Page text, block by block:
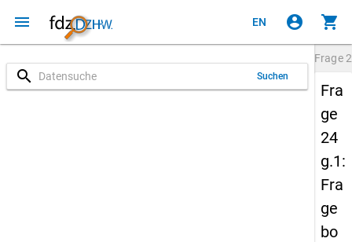
menu EN account_circle shopping_cart
search Suchen
Frage
Fra
ge
24
g.1:
Fra
ge
bo